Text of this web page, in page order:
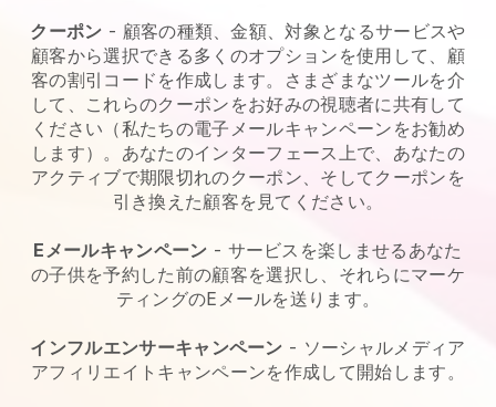
クーポン - 顧客の種類、金額、対象となるサービスや
顧客から選択できる多くのオプションを使用して、顧
客の割引コードを作成します。さまざまなツールを介
して、これらのクーポンをお好みの視聴者に共有して
ください（私たちの電子メールキャンペーンをお勧め
します）。あなたのインターフェース上で、あなたの
アクティブで期限切れのクーポン、そしてクーポンを
引き換えた顧客を見てください。
Eメールキャンペーン - サービスを楽しませるあなた
の子供を予約した前の顧客を選択し、それらにマーケ
ティングのEメールを送ります。
インフルエンサーキャンペーン - ソーシャルメディア
アフィリエイトキャンペーンを作成して開始します。